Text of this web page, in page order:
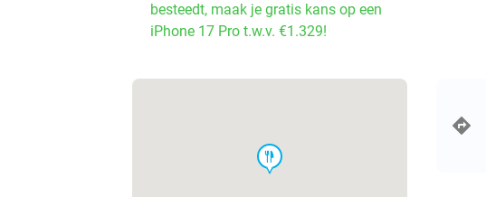
besteedt, maak je gratis kans op een
iPhone 17 Pro t.w.v. €1.329!
food